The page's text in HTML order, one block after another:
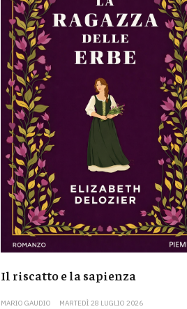
Il riscatto e la sapienza
MARIO GAUDIO MARTEDÌ 28 LUGLIO 2026